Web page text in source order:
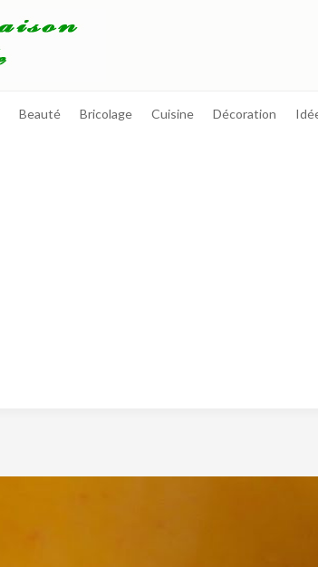
Beauté Bricolage Cuisine Décoration